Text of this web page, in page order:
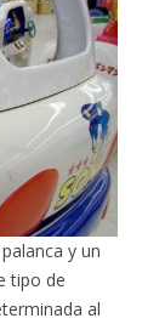
y un
tipo de
al